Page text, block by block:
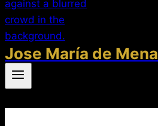
Jose María de Mena